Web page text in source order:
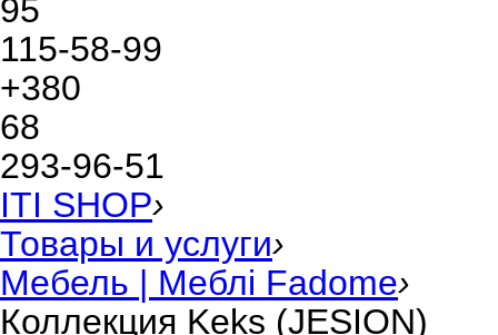
95
115-58-99
+380
68
293-96-51
ITI SHOP›
Товары и услуги›
Мебель | Меблі Fadome›
Коллекция Keks (JESION)